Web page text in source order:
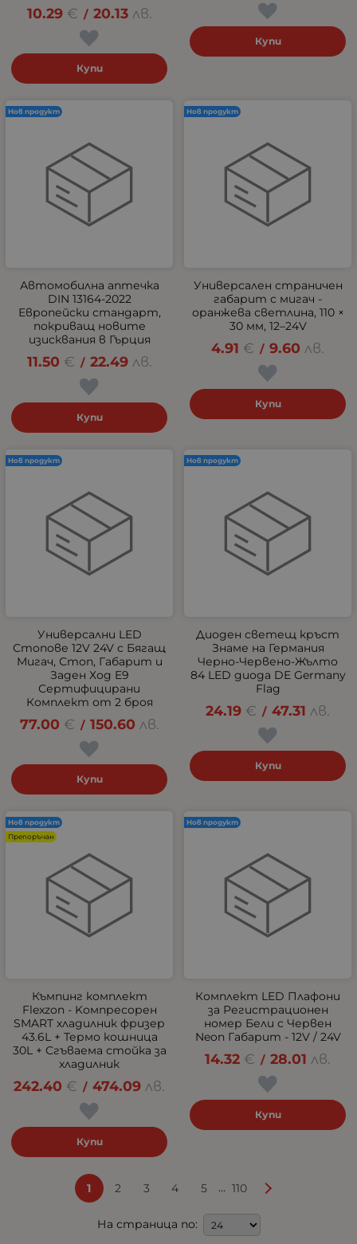
10.29 € / 20.13 лв.
Купи
Купи
Автомобилна аптечка
DIN 13164-2022
Европейски стандарт,
покриващ новите
изисквания в Гърция
11.50 € / 22.49 лв.
Купи
Нов продукт
Универсален страничен
габарит с мигач -
оранжева светлина, 110 ×
30 мм, 12–24V
4.91 € / 9.60 лв.
Купи
Нов продукт
Универсални LED
Стопове 12V 24V с Бягащ
Мигач, Стоп, Габарит и
Заден Ход E9
Сертифицирани
Комплект от 2 броя
77.00 € / 150.60 лв.
Купи
Нов продукт
Диоден светещ кръст
Знаме на Германия
Черно-Червено-Жълто
84 LED диода DE Germany
Flag
24.19 € / 47.31 лв.
Купи
Нов продукт
Къмпинг комплект
Flexzon - Kомпресорен
SMART хладилник фризер
43.6L + Термо кошница
30L + Сгъваема стойка за
хладилник
242.40 € / 474.09 лв.
Купи
Нов продукт
Препоръчан
Комплект LED Плафони
за Регистрационен
номер Бели с Червен
Neon Габарит - 12V / 24V
14.32 € / 28.01 лв.
Купи
Нов продукт
1 2 3 4 5 ... 110
На страница по: